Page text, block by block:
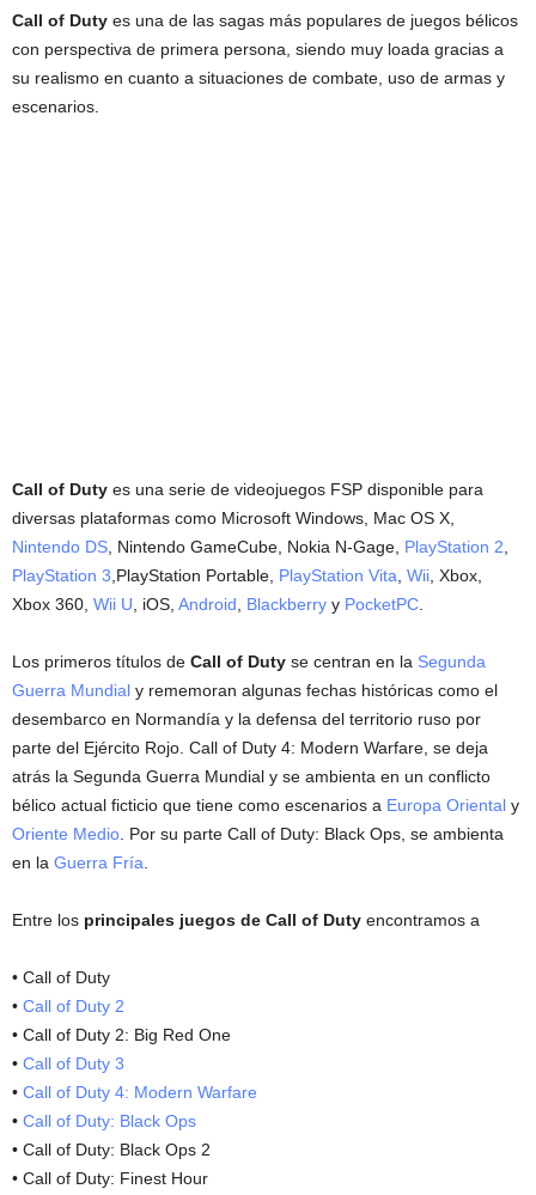
Call of Duty es una de las sagas más populares de juegos bélicos
con perspectiva de primera persona, siendo muy loada gracias a
su realismo en cuanto a situaciones de combate, uso de armas y
escenarios.
Call of Duty es una serie de videojuegos FSP disponible para
diversas plataformas como Microsoft Windows, Mac OS X,
Nintendo DS , Nintendo GameCube, Nokia N-Gage, PlayStation 2
PlayStation 3 ,PlayStation Portable, PlayStation Vita Wii , Xbox,
Xbox 360, Wii U , iOS, Android Blackberry y PocketPC
Los primeros títulos de Call of Duty se centran en la Segunda
Guerra Mundial y rememoran algunas fechas históricas como el
desembarco en Normandía y la defensa del territorio ruso por
parte del Ejército Rojo. Call of Duty 4: Modern Warfare, se deja
atrás la Segunda Guerra Mundial y se ambienta en un conflicto
bélico actual ficticio que tiene como escenarios a Europa Oriental y
Oriente Medio . Por su parte Call of Duty: Black Ops, se ambienta
en la Guerra Fría
Entre los principales juegos de Call of Duty encontramos a
• Call of Duty
• Call of Duty 2
• Call of Duty 2: Big Red One
• Call of Duty 3
• Call of Duty 4: Modern Warfare
• Call of Duty: Black Ops
• Call of Duty: Black Ops 2
• Call of Duty: Finest Hour